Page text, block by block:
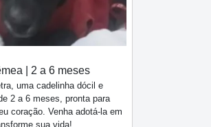
| 2 a 6 meses
uma cadelinha dócil e
2 a 6 meses, pronta para
coração. Venha adotá-la em
sua vida!